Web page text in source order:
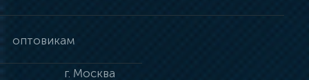
оптовикам
г. Москва